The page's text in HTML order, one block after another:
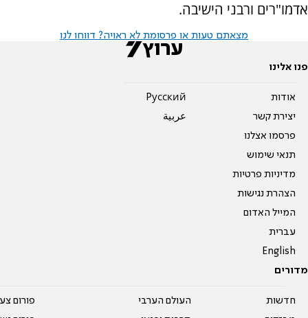
אדמו"רים ורבני הישיבה.
מצאתם טעות או פרסומת לא ראויה? דווחו לנו
פנו אלינו
אודות
יצירת קשר
פרסמו אצלנו
תנאי שימוש
מדיניות פרטיות
הצהרת נגישות
המייל האדום
עברית
English
Pусский
عربية
מדורים
חדשות
העולם הערבי
פורום